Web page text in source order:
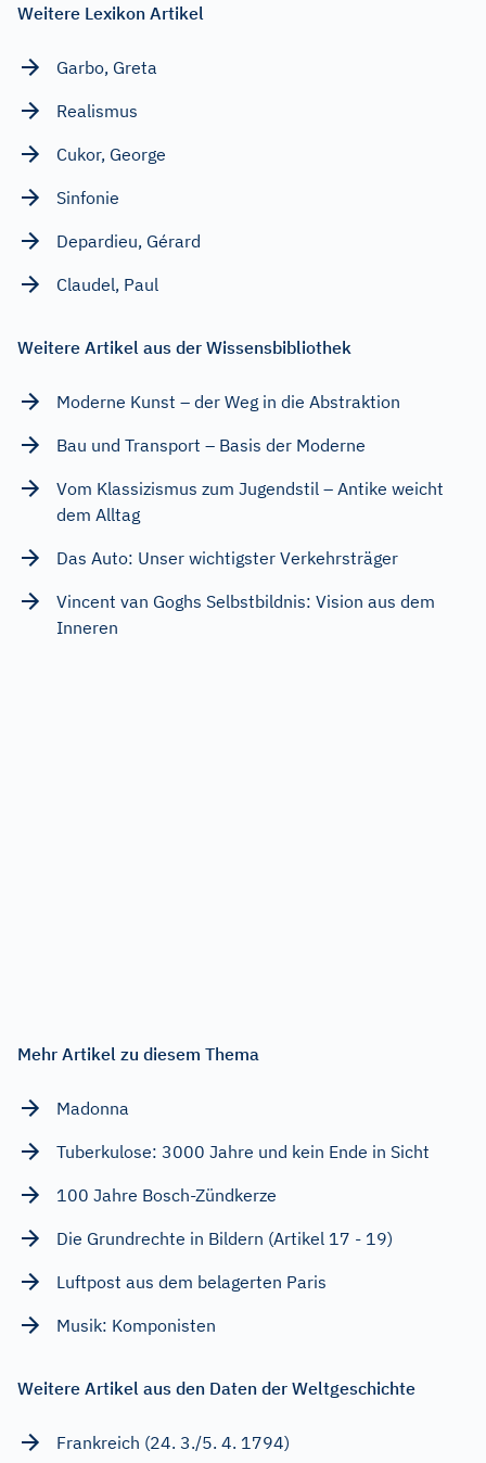
Weitere Lexikon Artikel
Garbo, Greta
Realismus
Cukor, George
Sinfonie
Depardieu, Gérard
Claudel, Paul
Weitere Artikel aus der Wissensbibliothek
Moderne Kunst – der Weg in die Abstraktion
Bau und Transport – Basis der Moderne
Vom Klassizismus zum Jugendstil – Antike weicht
dem Alltag
Das Auto: Unser wichtigster Verkehrsträger
Vincent van Goghs Selbstbildnis: Vision aus dem
Inneren
Mehr Artikel zu diesem Thema
Madonna
Tuberkulose: 3000 Jahre und kein Ende in Sicht
100 Jahre Bosch-Zündkerze
Die Grundrechte in Bildern (Artikel 17 - 19)
Luftpost aus dem belagerten Paris
Musik: Komponisten
Weitere Artikel aus den Daten der Weltgeschichte
Frankreich (24. 3./5. 4. 1794)